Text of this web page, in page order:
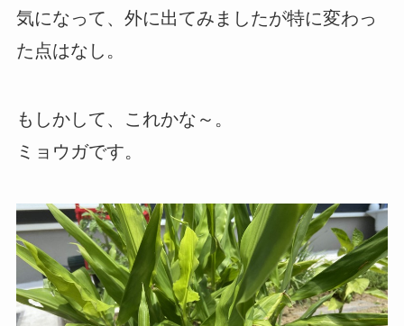
気になって、外に出てみましたが特に変わっ
た点はなし。
もしかして、これかな～。
ミョウガです。